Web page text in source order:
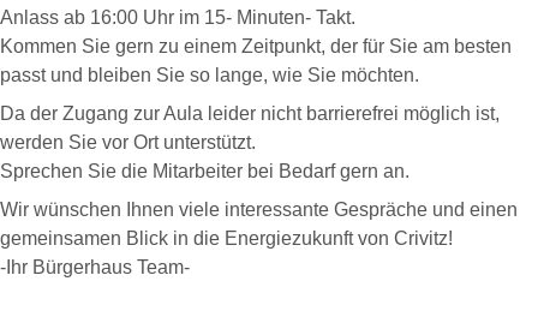
Anlass ab 16:00 Uhr im 15- Minuten- Takt.
Kommen Sie gern zu einem Zeitpunkt, der für Sie am besten
passt und bleiben Sie so lange, wie Sie möchten.
Da der Zugang zur Aula leider nicht barrierefrei möglich ist,
werden Sie vor Ort unterstützt.
Sprechen Sie die Mitarbeiter bei Bedarf gern an.
Wir wünschen Ihnen viele interessante Gespräche und einen
gemeinsamen Blick in die Energiezukunft von Crivitz!
-Ihr Bürgerhaus Team-